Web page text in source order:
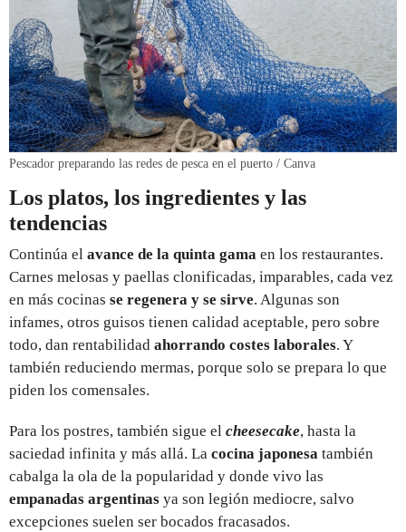
Pescador preparando las redes de pesca en el puerto / Canva
Los platos, los ingredientes y las
tendencias
Continúa el avance de la quinta gama en los restaurantes.
Carnes melosas y paellas clonificadas, imparables, cada vez
en más cocinas se regenera y se sirve. Algunas son
infames, otros guisos tienen calidad aceptable, pero sobre
todo, dan rentabilidad ahorrando costes laborales. Y
también reduciendo mermas, porque solo se prepara lo que
piden los comensales.
Para los postres, también sigue el cheesecake, hasta la
saciedad infinita y más allá. La cocina japonesa también
cabalga la ola de la popularidad y donde vivo las
empanadas argentinas ya son legión mediocre, salvo
excepciones suelen ser bocados fracasados.